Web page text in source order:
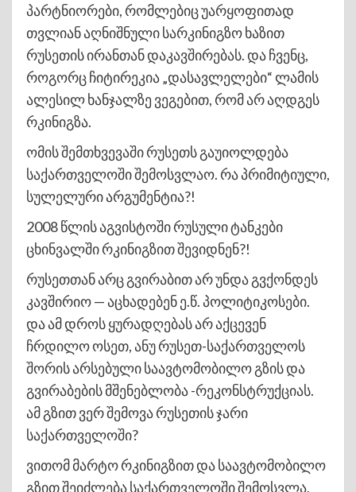
პარტნიორები, რომლებიც უარყოფითად
თვლიან აღნიშნული სარკინიგზო ხაზით
რუსეთის ირანთან დაკავშირებას. და ჩვენც,
როგორც ჩიტირეკია „დასავლელები“ ლამის
ალესილ ხანჯალზე ვეგებით, რომ არ აღდგეს
რკინიგზა.
ომის შემთხვევაში რუსეთს გაუიოლდება
საქართველოში შემოსვლაო. რა პრიმიტიული,
სულელური არგუმენტია?!
2008 წლის აგვისტოში რუსული ტანკები
ცხინვალში რკინიგზით შევიდნენ?!
რუსეთთან არც გვირაბით არ უნდა გვქონდეს
კავშირიო — აცხადებენ ე.წ. პოლიტიკოსები.
და ამ დროს ყურადღებას არ აქცევენ
ჩრდილო ოსეთ, ანუ რუსეთ-საქართველოს
შორის არსებული საავტომობილო გზის და
გვირაბების მშენებლობა -რეკონსტრუქციას.
ამ გზით ვერ შემოვა რუსეთის ჯარი
საქართველოში?
ვითომ მარტო რკინიგზით და საავტომობილო
გზით შეიძლება საქართველოში შემოსვლა,